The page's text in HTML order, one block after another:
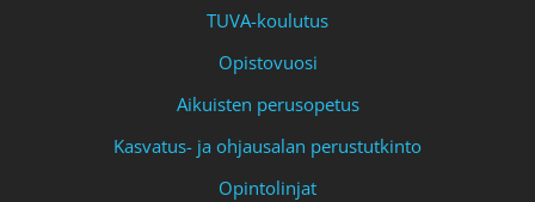
TUVA-koulutus
Opistovuosi
Aikuisten perusopetus
Kasvatus- ja ohjausalan perustutkinto
Opintolinjat